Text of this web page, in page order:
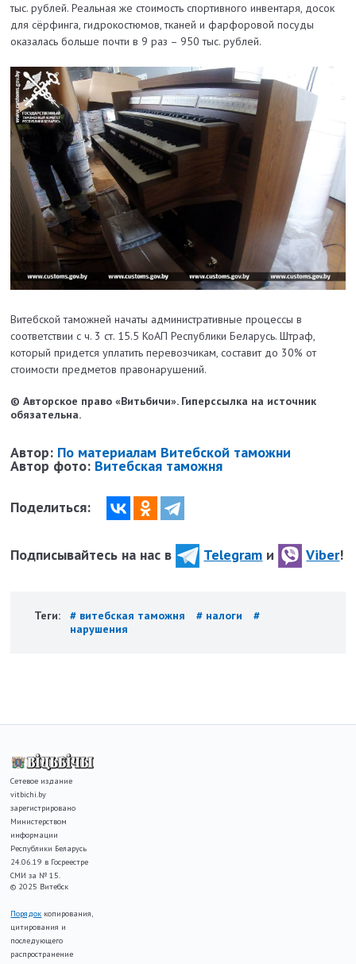
тыс. рублей. Реальная же стоимость спортивного инвентаря, досок
для сёрфинга, гидрокостюмов, тканей и фарфоровой посуды
оказалась больше почти в 9 раз – 950 тыс. рублей.
Витебской таможней начаты административные процессы в
соответствии с ч. 3 ст. 15.5 КоАП Республики Беларусь. Штраф,
который придется уплатить перевозчикам, составит до 30% от
стоимости предметов правонарушений.
© Авторское право «Витьбичи». Гиперссылка на источник
обязательна.
Автор: По материалам Витебской таможни
Автор фото: Витебская таможня
Поделиться:
Подписывайтесь на нас в Telegram и Viber!
Теги: # витебская таможня # налоги
#
нарушения
Сетевое издание
vitbichi.by
зарегистрировано
Министерством
информации
Республики Беларусь
24.06.19 в Госреестре
СМИ за № 15.
© 2025 Витебск
Порядок копирования,
цитирования и
последующего
распространение